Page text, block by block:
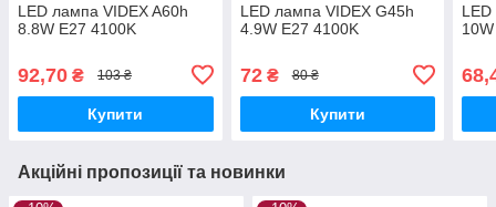
LED лампа VIDEX A60h
8.8W E27 4100K
92,70 ₴ 103 ₴
Купити
LED лампа VIDEX G45h
4.9W E27 4100K
72₴ 80 ₴
Купити
Акційні пропозиції та новинки